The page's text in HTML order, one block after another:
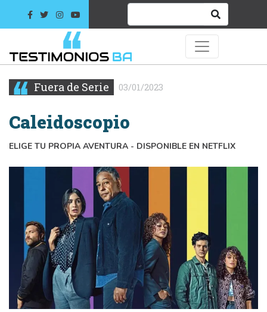
Fuera de Serie 03/01/2023
Caleidoscopio
ELIGE TU PROPIA AVENTURA - DISPONIBLE EN NETFLIX